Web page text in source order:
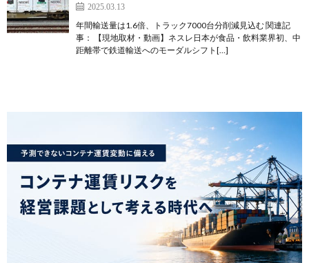
2025.03.13
年間輸送量は1.6倍、トラック7000台分削減見込む 関連記
事： 【現地取材・動画】ネスレ日本が食品・飲料業界初、中
距離帯で鉄道輸送へのモーダルシフト[…]